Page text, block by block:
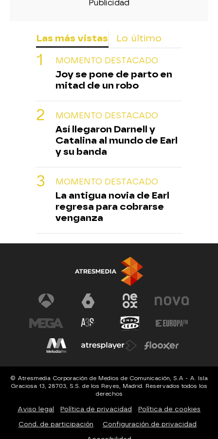
Las más vistas Lo último
MOMENTO DESTACADO
Joy se pone de parto en
mitad de un robo
MOMENTO DESTACADO
Así llegaron Darnell y
Catalina al mundo de Earl
y su banda
MOMENTO DESTACADO
La antigua novia de Earl
regresa para cobrarse
venganza
© Atresmedia Corporación de Medios de Comunicación, S.A - A. Isla
Graciosa 13, 28703, S.S. de los Reyes, Madrid. Reservados todos los
derechos
Aviso legal Política de privacidad Política de cookies
Cond. de participación Configuración de privacidad